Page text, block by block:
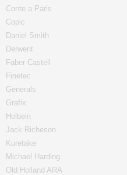
Conte a Paris
Copic
Daniel Smith
Derwent
Faber Castell
Finetec
Generals
Grafix
Holbein
Jack Richeson
Kuretake
Michael Harding
Old Holland ARA